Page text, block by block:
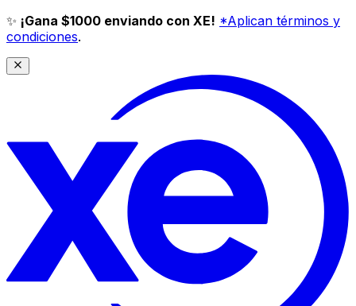
✨ ¡Gana $1000 enviando con XE! *Aplican términos y
condiciones.